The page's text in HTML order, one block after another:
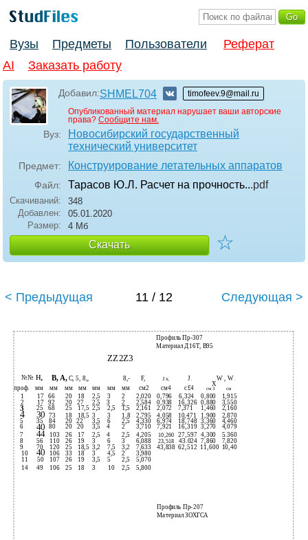
Вузы Предметы Пользователи
Реферат
AI
Заказать работу
Добавил:SHMEL704
timofeev.9@mail.ru
Опубликованный материал нарушает ваши авторские
права? Сообщите нам.
Вуз:
Новосибирский государственный
технический университет
Предмет: Конструирование летательных аппаратов
Файл: Тарасов Ю.Л. Расчет на прочность...pdf
Скачиваний:
348
Добавлен:
05.01.2020
Размер:
4 Мб
Скачать ☆
< Предыдущая 11 / 12 Следующая >
Профиль Пр-307
Материал Д16Т, В95
ZZ2Z3
№№ н, В, А, С, 5, 8„ 8,- F, 1х, J W , W
проф. мм мм мм мм мм мм мм см2 см4 с£4
X
см 3 см
1 17 66 20 18 2,5 3 2 2,020 0,796 6,324 0,800 1,915
2 17 92 20 27 2,5 3 2 2,584 0,938 16,326 0,880 3,550
3 25 68 25 17,5 2,5 2,5 Т,5 2,161 2,072 7,371 1,460 2,160
4 30 73 18 18,5 3 3 1,8 2,795 4,058 10,471 1,900
2,870
5
35 84 20 22 3,5 6 2,5 4,330 6,974 18,748 3,360 4,460
6 40 80 20 20 3,5 4 2 3,710 7,921 16,319 3,270
4,079
7
44 103 26 17 2,5 4 2,5 4,205 10,260 27,597 4,300
5.360
8
56 110 26 19 3 6 3 6,088 23,518 43.024 7,860 7,820
9 70 120 25 18,5 3,2 7,5 3,2 7,633 43,838 62,512 11,600 10,40
10 40 106 33 18 3 4,5 2
3,980
11
50 107 26 19 3,5 5 2,5
5,070
14
49 106 25 18 3 10 2,5 5,800
Профиль Пр-207
Материал ЗОХГСА